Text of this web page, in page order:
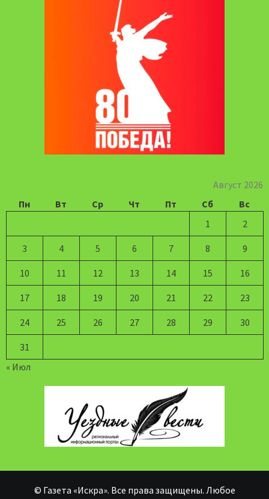
Август 2026
Пн
Вт Ср Чт Пт Сб
Вс
1
2
3 4 5 6 7 8 9
10 11 12 13 14 15 16
17 18 19 20 21 22 23
24 25 26 27 28 29 30
31
« Июл
© Газета «Искра». Все права защищены. Любое